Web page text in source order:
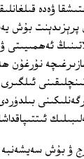
ۋەدە
پرېزىدېنت بۇش
ئەھمىيىتى
نۇرغۇن
ۋ بۇش سەيشەنبە